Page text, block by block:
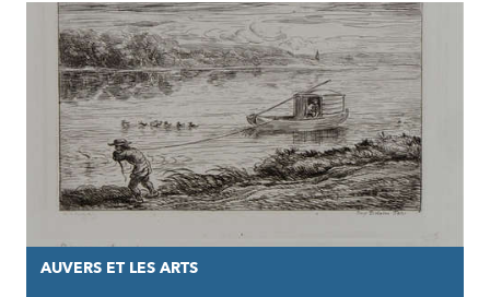
RÉSULTATS
AUVERS ET LES ARTS